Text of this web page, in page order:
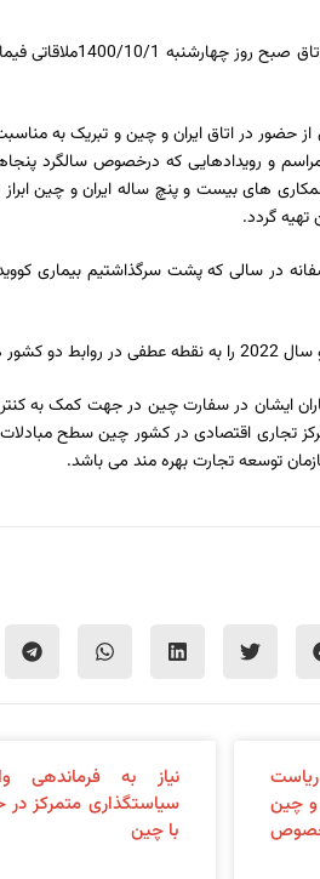
با توجه به انتخاب هیات
در اتاق ایران و چین و تبریک به
مراسم و رویدادهایی که درخصوص سالگرد
بیست و پنچ ساله ایران و چین ابراز
تهیه گردد.
اند.
تجاری اقتصادی در کشور چین سطح
توسعه تجارت بهره مند می باشد.
و چین
خصوص
نیاز به فرماندهی
سیاستگذاری متمرکز در
با چین